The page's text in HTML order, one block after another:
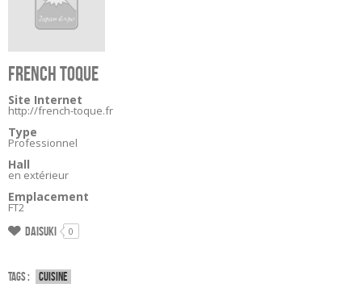
FRENCH TOQUE
Site Internet
http://french-toque.fr
Type
Professionnel
Hall
en extérieur
Emplacement
FT2
Daisuki 0
Tags : Cuisine